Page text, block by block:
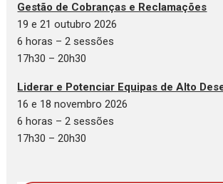
Gestão de Cobranças e Reclamações
19 e 21 outubro 2026
6 horas – 2 sessões
17h30 – 20h30
Liderar e Potenciar Equipas de Alto
16 e 18 novembro 2026
6 horas – 2 sessões
17h30 – 20h30